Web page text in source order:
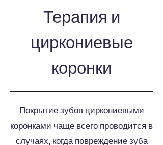
Терапия и
циркониевые
коронки
Покрытие зубов циркониевыми
коронками чаще всего проводится в
случаях, когда повреждение зуба